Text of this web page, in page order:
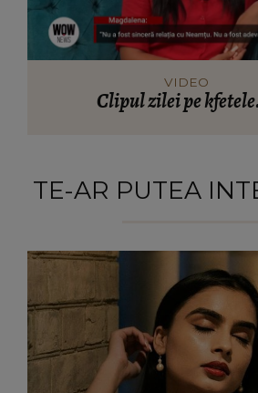
VIDEO
Clipul zilei pe
TE-AR PUTEA